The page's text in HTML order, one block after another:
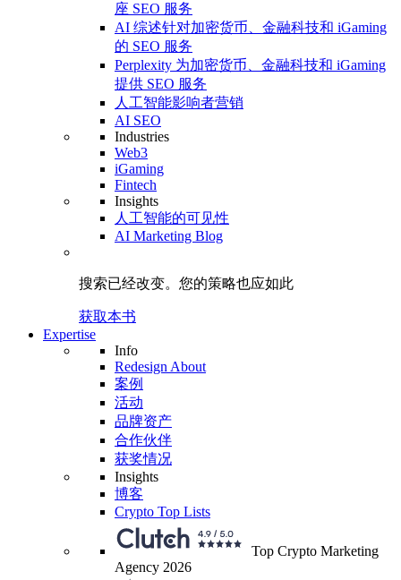
座 SEO 服务
AI 综述针对加密货币、金融科技和 iGaming
的 SEO 服务
Perplexity 为加密货币、金融科技和 iGaming
提供 SEO 服务
人工智能影响者营销
AI SEO
Industries
Web3
iGaming
Fintech
Insights
人工智能的可见性
AI Marketing Blog
搜索已经改变。 您的策略也应如此
获取本书
Expertise
Info
Redesign About
案例
活动
品牌资产
合作伙伴
获奖情况
Insights
博客
Crypto Top Lists
Top Crypto Marketing
Agency 2026